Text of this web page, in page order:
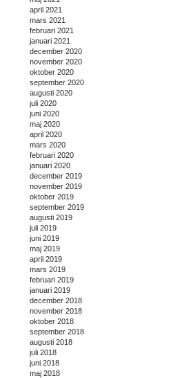
april 2021
mars 2021
februari 2021
januari 2021
december 2020
november 2020
oktober 2020
september 2020
augusti 2020
juli 2020
juni 2020
maj 2020
april 2020
mars 2020
februari 2020
januari 2020
december 2019
november 2019
oktober 2019
september 2019
augusti 2019
juli 2019
juni 2019
maj 2019
april 2019
mars 2019
februari 2019
januari 2019
december 2018
november 2018
oktober 2018
september 2018
augusti 2018
juli 2018
juni 2018
maj 2018